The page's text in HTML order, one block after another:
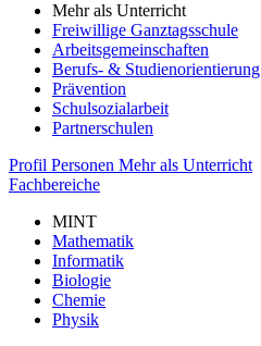
Mehr als Unterricht
Freiwillige Ganztagsschule
Arbeitsgemeinschaften
Berufs- & Studienorientierung
Prävention
Schulsozialarbeit
Partnerschulen
Profil Personen Mehr als Unterricht
Fachbereiche
MINT
Mathematik
Informatik
Biologie
Chemie
Physik